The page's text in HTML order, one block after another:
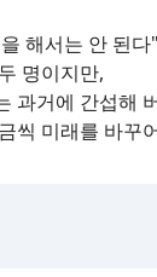
해서는 안 된
명이지만,
과거에 간섭해
씩 미래를 바꾸